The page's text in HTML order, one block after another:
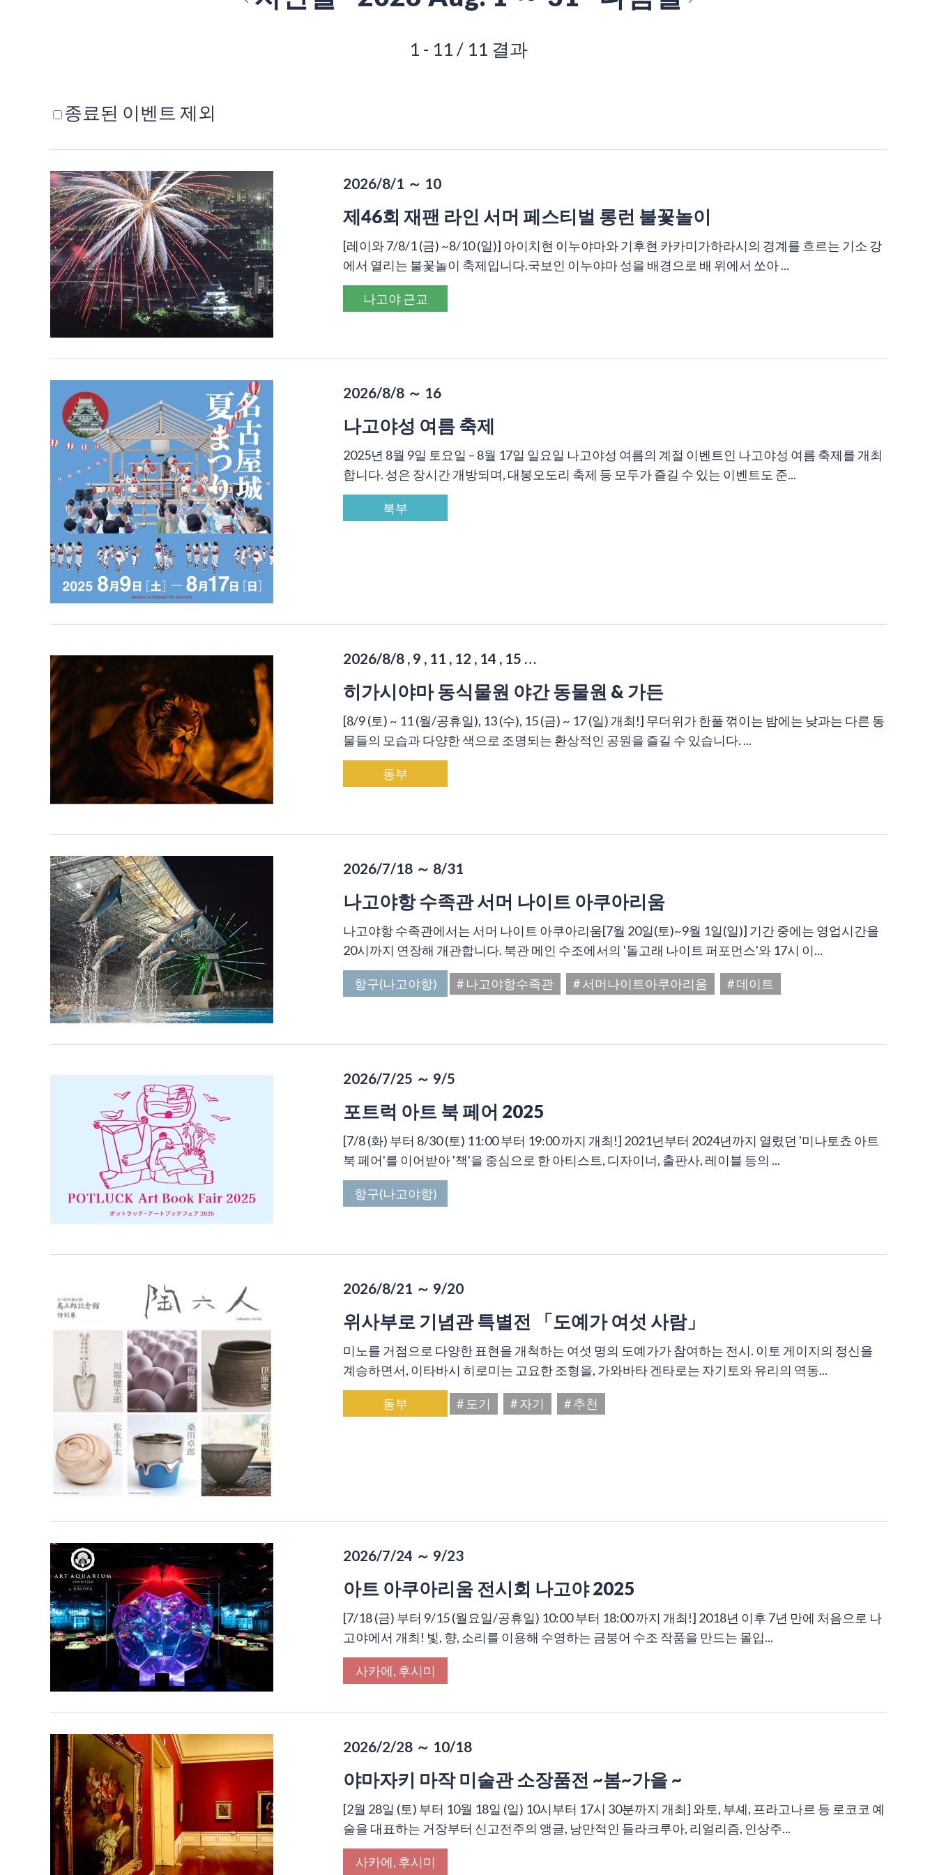
1 - 11 / 11 결과
종료된 이벤트 제외
2026/8/1 ～ 10
제46회 재팬 라인 서머 페스티벌 롱런 불꽃놀이
[레이와 7/8/1 (금) ~8/10 (일)] 아이치현 이누야마와 기후현 카카미가하라시의 경계를 흐르는 기소 강
에서 열리는 불꽃놀이 축제입니다.국보인 이누야마 성을 배경으로 배 위에서 쏘아 ...
나고야 근교
2026/8/8 ～ 16
나고야성 여름 축제
2025년 8월 9일 토요일 – 8월 17일 일요일 나고야성 여름의 계절 이벤트인 나고야성 여름 축제를 개최
합니다. 성은 장시간 개방되며, 대봉오도리 축제 등 모두가 즐길 수 있는 이벤트도 준...
북부
2026/8/8 , 9 , 11 , 12 , 14 , 15 …
히가시야마 동식물원 야간 동물원 & 가든
[8/9 (토) ~ 11 (월/공휴일), 13 (수), 15 (금) ~ 17 (일) 개최!] 무더위가 한풀 꺾이는 밤에는 낮과는 다른 동
물들의 모습과 다양한 색으로 조명되는 환상적인 공원을 즐길 수 있습니다. ...
동부
2026/7/18 ～ 8/31
나고야항 수족관 서머 나이트 아쿠아리움
나고야항 수족관에서는 서머 나이트 아쿠아리움[7월 20일(토)~9월 1일(일)] 기간 중에는 영업시간을
20시까지 연장해 개관합니다. 북관 메인 수조에서의 '돌고래 나이트 퍼포먼스'와 17시 이...
항구(나고야항) # 나고야항수족관 # 서머나이트아쿠아리움 # 데이트
2026/7/25 ～ 9/5
포트럭 아트 북 페어 2025
[7/8 (화) 부터 8/30 (토) 11:00 부터 19:00 까지 개최!] 2021년부터 2024년까지 열렸던 '미나토쵸 아트
북 페어'를 이어받아 '책'을 중심으로 한 아티스트, 디자이너, 출판사, 레이블 등의 ...
항구(나고야항)
2026/8/21 ～ 9/20
위사부로 기념관 특별전 「도예가 여섯 사람」
미노를 거점으로 다양한 표현을 개척하는 여섯 명의 도예가가 참여하는 전시. 이토 게이지의 정신을
계승하면서, 이타바시 히로미는 고요한 조형을, 가와바타 겐타로는 자기토와 유리의 역동...
동부 # 도기 # 자기 # 추천
2026/7/24 ～ 9/23
아트 아쿠아리움 전시회 나고야 2025
[7/18 (금) 부터 9/15 (월요일/공휴일) 10:00 부터 18:00 까지 개최!] 2018년 이후 7년 만에 처음으로 나
고야에서 개최! 빛, 향, 소리를 이용해 수영하는 금붕어 수조 작품을 만드는 몰입...
사카에, 후시미
2026/2/28 ～ 10/18
야마자키 마작 미술관 소장품전 ~봄~가을 ~
[2월 28일 (토) 부터 10월 18일 (일) 10시부터 17시 30분까지 개최] 와토, 부셰, 프라고나르 등 로코코 예
술을 대표하는 거장부터 신고전주의 앵글, 낭만적인 들라크루아, 리얼리즘, 인상주...
사카에, 후시미